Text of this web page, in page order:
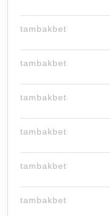
tambakbet
tambakbet
tambakbet
tambakbet
tambakbet
tambakbet